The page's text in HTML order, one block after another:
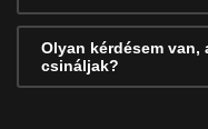
Olyan kérdésem
csináljak?